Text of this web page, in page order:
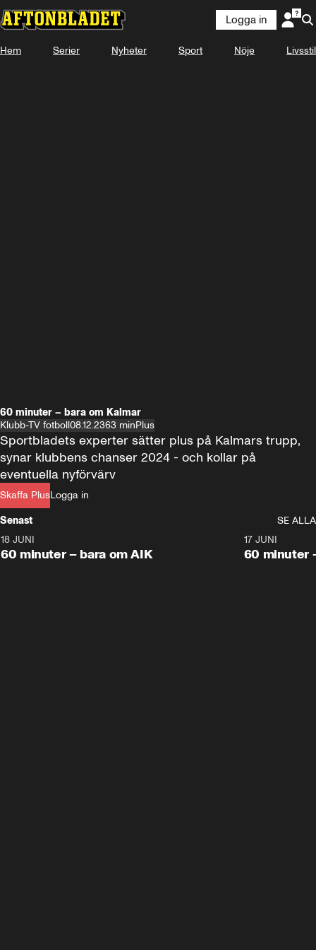
Logga in
Hem Serier Nyheter Sport Nöje Livsstil
60 minuter – bara om Kalmar
Klubb-TV fotboll08.12.2363 minPlus
Skaffa PlusLogga in
Sportbladets experter sätter plus på Kalmars trupp,
synar klubbens chanser 2024 - och kollar på
eventuella nyförvärv
Senast
SE ALLA
Plus
18 JUNI
60 minuter – bara om AIK
Plus
17 JUNI
60 minuter